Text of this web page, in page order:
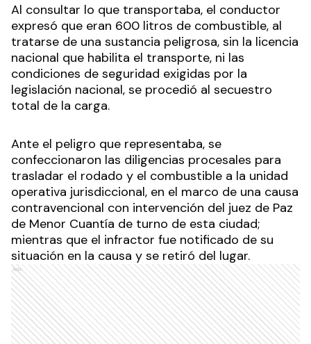
Al consultar lo que transportaba, el conductor
expresó que eran 600 litros de combustible, al
tratarse de una sustancia peligrosa, sin la licencia
nacional que habilita el transporte, ni las
condiciones de seguridad exigidas por la
legislación nacional, se procedió al secuestro
total de la carga.
Ante el peligro que representaba, se
confeccionaron las diligencias procesales para
trasladar el rodado y el combustible a la unidad
operativa jurisdiccional, en el marco de una causa
contravencional con intervención del juez de Paz
de Menor Cuantía de turno de esta ciudad;
mientras que el infractor fue notificado de su
situación en la causa y se retiró del lugar.
Ads